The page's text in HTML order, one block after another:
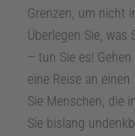
Grenzen, um nicht
Überlegen Sie,
– tun Sie es!
eine Reise an
Sie Menschen, die
Sie bislang